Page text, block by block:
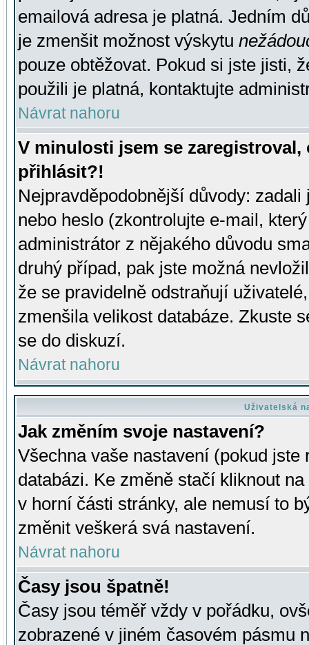
emailová adresa je platná. Jedním
je zmenšit možnost výskytu
pouze obtěžovat. Pokud si jste jisti,
použili je platná, kontaktujte
Návrat nahoru
V minulosti jsem se
přihlásit?!
Nejpravděpodobnější důvody:
nebo heslo (zkontrolujte e-mail,
administrátor z nějakého důvodu
druhý případ, pak jste možná
že se pravidelně odstraňují
zmenšila velikost databáze. Zkuste
se do diskuzí.
Návrat nahoru
Uživatelská
Jak změním svoje nastavení?
Všechna vaše nastavení (pokud
databázi. Ke změně stačí kliknout
v horní části stránky, ale nemusí to
změnit veškerá svá nastavení.
Návrat nahoru
Časy jsou špatně!
Časy jsou téměř vždy v pořádku,
zobrazené v jiném časovém pásmu